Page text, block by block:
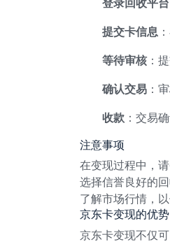
提交卡信息
等待审核：
确认交易 ：
收款：交易
注意事项
在变现过程中，
选择信誉良好的
了解市场行情，
京东卡变现的优势
京东卡变现不仅